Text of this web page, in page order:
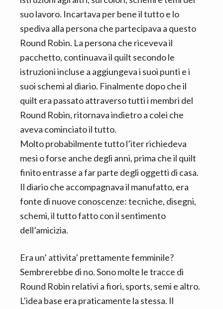
suo lavoro. Incartava per bene il tutto e lo
spediva alla persona che partecipava a questo
Round Robin. La persona che riceveva il
pacchetto, continuava il quilt secondo le
istruzioni incluse a aggiungeva i suoi punti e i
suoi schemi al diario. Finalmente dopo che il
quilt era passato attraverso tutti i membri del
Round Robin, ritornava indietro a colei che
aveva cominciato il tutto.
Molto probabilmente tutto l’iter richiedeva
mesi o forse anche degli anni, prima che il quilt
finito entrasse a far parte degli oggetti di casa.
Il diario che accompagnava il manufatto, era
fonte di nuove conoscenze: tecniche, disegni,
schemi, il tutto fatto con il sentimento
dell’amicizia.
Era un’ attivita’ prettamente femminile?
Sembrerebbe di no. Sono molte le tracce di
Round Robin relativi a fiori, sports, semi e altro.
L’idea base era praticamente la stessa. Il